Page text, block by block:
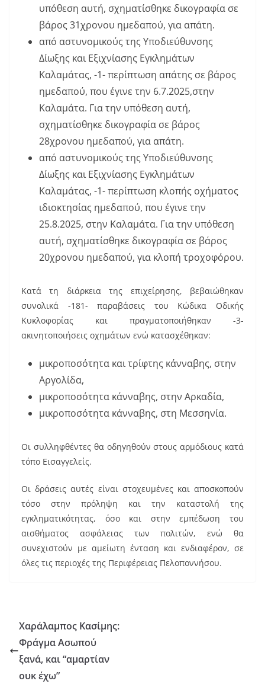
υπόθεση αυτή, σχηματίσθηκε δικογραφία σε
βάρος 31χρονου ημεδαπού, για απάτη.
από αστυνομικούς της Υποδιεύθυνσης
Δίωξης και Εξιχνίασης Εγκλημάτων
Καλαμάτας, -1- περίπτωση απάτης σε βάρος
ημεδαπού, που έγινε την 6.7.2025,στην
Καλαμάτα. Για την υπόθεση αυτή,
σχηματίσθηκε δικογραφία σε βάρος
28χρονου ημεδαπού, για απάτη.
από αστυνομικούς της Υποδιεύθυνσης
Δίωξης και Εξιχνίασης Εγκλημάτων
Καλαμάτας, -1- περίπτωση κλοπής οχήματος
ιδιοκτησίας ημεδαπού, που έγινε την
25.8.2025, στην Καλαμάτα. Για την υπόθεση
αυτή, σχηματίσθηκε δικογραφία σε βάρος
20χρονου ημεδαπού, για κλοπή τροχοφόρου.
Κατά τη διάρκεια της επιχείρησης, βεβαιώθηκαν
συνολικά -181- παραβάσεις του Κώδικα Οδικής
Κυκλοφορίας και πραγματοποιήθηκαν -3-
ακινητοποιήσεις οχημάτων ενώ κατασχέθηκαν:
μικροποσότητα και τρίφτης κάνναβης, στην
Αργολίδα,
μικροποσότητα κάνναβης, στην Αρκαδία,
μικροποσότητα κάνναβης, στη Μεσσηνία.
Οι συλληφθέντες θα οδηγηθούν στους αρμόδιους κατά
τόπο Εισαγγελείς.
Οι δράσεις αυτές είναι στοχευμένες και αποσκοπούν
τόσο στην πρόληψη και την καταστολή της
εγκληματικότητας, όσο και στην εμπέδωση του
αισθήματος ασφάλειας των πολιτών, ενώ θα
συνεχιστούν με αμείωτη ένταση και ενδιαφέρον, σε
όλες τις περιοχές της Περιφέρειας Πελοποννήσου.
Χαράλαμπος Κασίμης:
Φράγμα Ασωπού
ξανά, και “αμαρτίαν
ουκ έχω”